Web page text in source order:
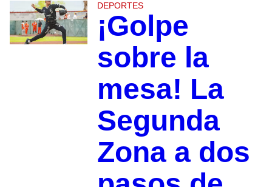
DEPORTES
¡Golpe
sobre la
mesa! La
Segunda
Zona a dos